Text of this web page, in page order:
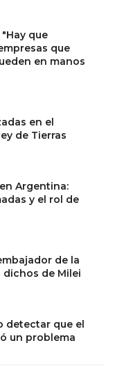
que
que
en manos
en el
de Tierras
Argentina:
y el rol de
de la
de Milei
detectar que el
un problema